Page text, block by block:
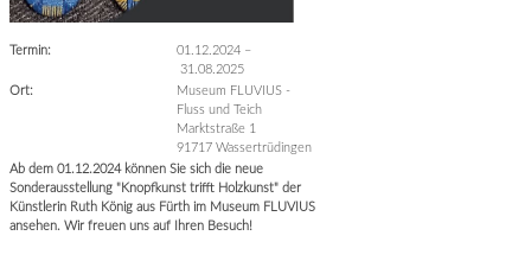
Termin: 01.12.2024 –
31.08.2025
Ort:
Museum FLUVIUS -
Fluss und Teich
Marktstraße 1
91717 Wassertrüdingen
Ab dem 01.12.2024 können Sie sich die neue
Sonderausstellung "Knopfkunst trifft Holzkunst" der
Künstlerin Ruth König aus Fürth im Museum FLUVIUS
ansehen. Wir freuen uns auf Ihren Besuch!